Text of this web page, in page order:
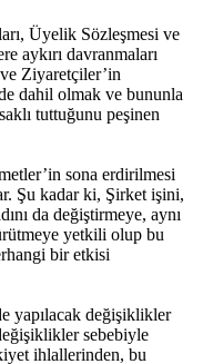
Üyelik Sözleşmesi ve
aykırı davranmaları
Ziyaretçiler’in
dahil olmak ve bununla
tuttuğunu peşinen
sona erdirilmesi
Şu kadar ki, Şirket işini,
da değiştirmeye, aynı
yetkili olup bu
bir etkisi
yapılacak değişiklikler
sebebiyle
ihlallerinden, bu